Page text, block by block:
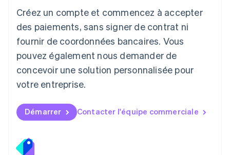
Créez un compte et commencez à accepter
des paiements, sans signer de contrat ni
fournir de coordonnées bancaires. Vous
pouvez également nous demander de
concevoir une solution personnalisée pour
votre entreprise.
Démarrer Contacter l'équipe commerciale
Luxembourg
FrançaisDeutsch English
Malaisie
English 简体中文
Malte
English
EspañolEnglish
English
Nouvelle-Zélande
Pays-Bas
Nederlands